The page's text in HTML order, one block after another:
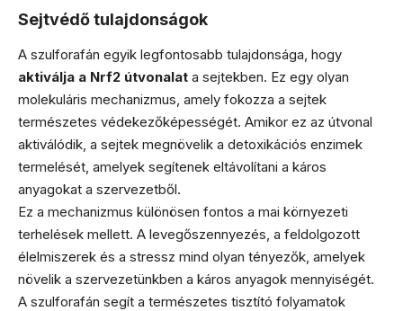
Sejtvédő tulajdonságok
A szulforafán egyik legfontosabb tulajdonsága, hogy
aktiválja a Nrf2 útvonalat a sejtekben. Ez egy olyan
molekuláris mechanizmus, amely fokozza a sejtek
természetes védekezőképességét. Amikor ez az útvonal
aktiválódik, a sejtek megnövelik a detoxikációs enzimek
termelését, amelyek segítenek eltávolítani a káros
anyagokat a szervezetből.
Ez a mechanizmus különösen fontos a mai környezeti
terhelések mellett. A levegőszennyezés, a feldolgozott
élelmiszerek és a stressz mind olyan tényezők, amelyek
növelik a szervezetünkben a káros anyagok mennyiségét.
A szulforafán segít a természetes tisztító folyamatok